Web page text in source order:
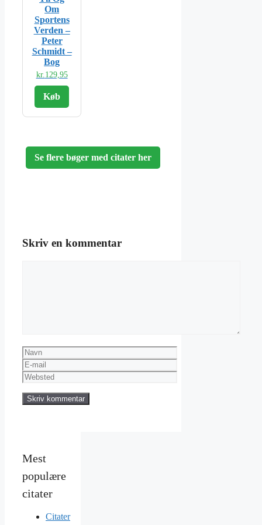
Om
Sportens
Verden –
Peter
Schmidt –
Bog
kr.129,95
Køb
Se flere bøger med citater her
Skriv en kommentar
Navn
E-
mail
Websted
Mest
populære
citater
Citater